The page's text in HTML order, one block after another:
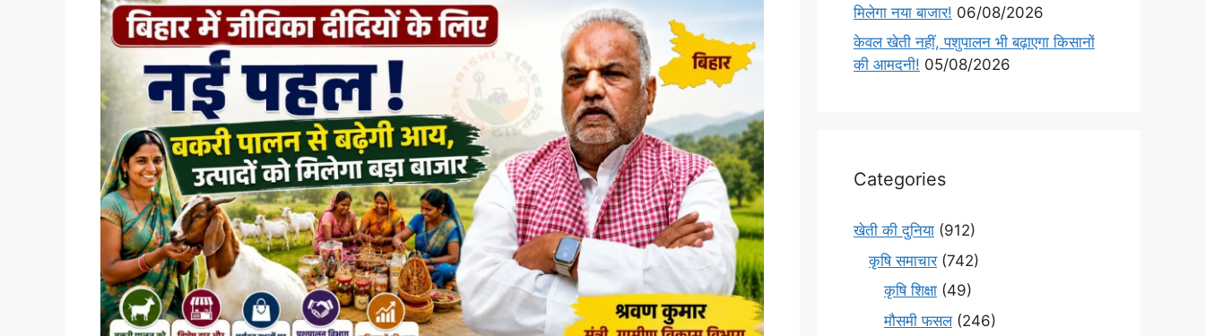
मिलेगा नया बाजार! 06/08/2026
केवल खेती नहीं, पशुपालन भी बढ़ाएगा किसानों
की आमदनी! 05/08/2026
Categories
खेती की दुनिया (912)
कृषि समाचार(742)
कृषि शिक्षा (49)
मौसमी फसल(246)